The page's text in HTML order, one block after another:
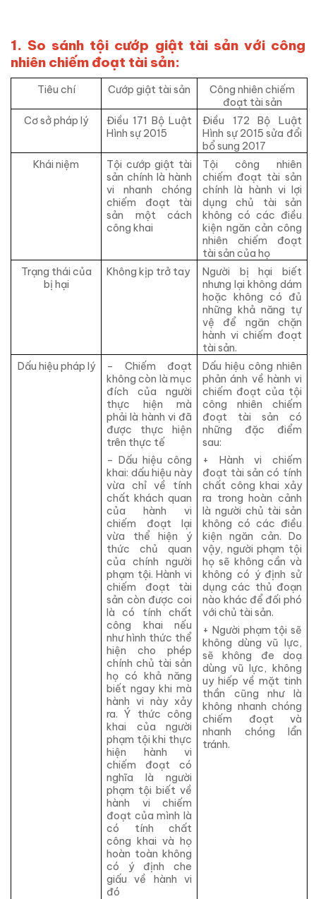
1. So sánh tội cướp giật tài sản với công
nhiên chiếm đoạt tài sản:
Tiêu chí Cướp giật tài sản
Công nhiên chiếm
đoạt tài sản
Cơ sở pháp lý
Điều 171 Bộ Luật
Hình sự 2015
Điều 172 Bộ Luật
Hình sự 2015 sửa đổi
bổ sung 2017
Khái niệm
Tội cướp giật tài
sản chính là hành
vi nhanh chóng
chiếm đoạt tài
sản một cách
công khai
Tội công nhiên
chiếm đoạt tài sản
chính là hành vi lợi
dụng chủ tài sản
không có các điều
kiện ngăn cản công
nhiên chiếm đoạt
tài sản của họ
Trạng thái của
bị hại
Không kịp trở tay
Người bị hại biết
nhưng lại không dám
hoặc không có đủ
những khả năng tự
vệ để ngăn chặn
hành vi chiếm đoạt
tài sản.
Dấu hiệu pháp lý
– Chiếm đoạt
không còn là mục
đích của người
thực hiện mà
phải là hành vi đã
được thực hiện
trên thực tế
– Dấu hiệu công
khai: dấu hiệu này
vừa chỉ về tính
chất khách quan
của hành vi
chiếm đoạt lại
vừa thể hiện ý
thức chủ quan
của chính người
phạm tội. Hành vi
chiếm đoạt tài
sản còn được coi
là có tính chất
công khai nếu
như hình thức thể
hiện cho phép
chính chủ tài sản
họ có khả năng
biết ngay khi mà
hành vi này xảy
ra. Ý thức công
khai của người
phạm tội khi thực
hiện hành vi
chiếm đoạt có
nghĩa là người
phạm tội biết về
hành vi chiếm
đoạt của mình là
có tính chất
công khai và họ
hoàn toàn không
có ý định che
giấu về hành vi
đó
Dấu hiệu công nhiên
phản ánh về hành vi
chiếm đoạt của tội
công nhiên chiếm
đoạt tài sản có
những đặc điểm
sau:
+ Hành vi chiếm
đoạt tài sản có tính
chất công khai xảy
ra trong hoàn cảnh
là người chủ tài sản
không có các điều
kiện ngăn cản. Do
vậy, người phạm tội
họ sẽ không cần và
không có ý định sử
dụng các thủ đoạn
nào khác để đối phó
với chủ tài sản.
+ Người phạm tội sẽ
không dùng vũ lực,
sẽ không đe doạ
dùng vũ lực, không
uy hiếp về mặt tinh
thần cũng như là
không nhanh chóng
chiếm đoạt và
nhanh chóng lẩn
tránh.